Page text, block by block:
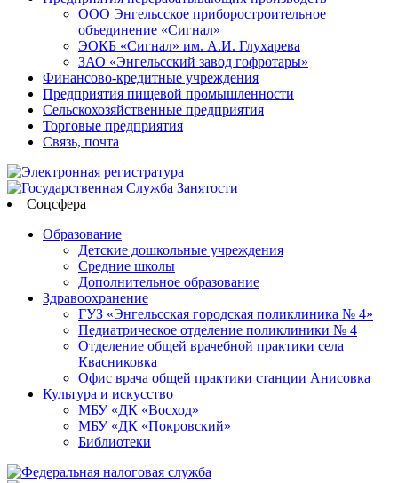
ООО Энгельсское приборостроительное
объединение «Сигнал»
ЭОКБ «Сигнал» им. А.И. Глухарева
ЗАО «Энгельсский завод гофротары»
Финансово-кредитные учреждения
Предприятия пищевой промышленности
Сельскохозяйственные предприятия
Торговые предприятия
Связь, почта
Соцсфера
Образование
Детские дошкольные учреждения
Средние школы
Дополнительное образование
Здравоохранение
ГУЗ «Энгельсская городская поликлиника № 4»
Педиатрическое отделение поликлиники № 4
Отделение общей врачебной практики села
Квасниковка
Офис врача общей практики станции Анисовка
Культура и искусство
МБУ «ДК «Восход»
МБУ «ДК «Покровский»
Библиотеки